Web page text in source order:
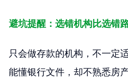
避坑提醒：选错机构比选错
只会做存款的机构，不一定
能懂银行文件，却不熟悉房